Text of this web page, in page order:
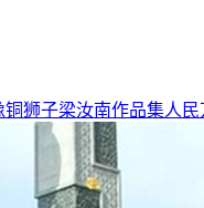
铜狮子梁汝南作品集人